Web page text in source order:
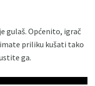
gulaš. Općenito, igrač
priliku kušati tako
ga.